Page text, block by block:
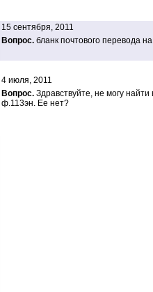
15 сентября, 2011
Вопрос. бланк почтового перевода
4 июля, 2011
Вопрос. Здравствуйте, не могу
ф.113эн. Ее нет?